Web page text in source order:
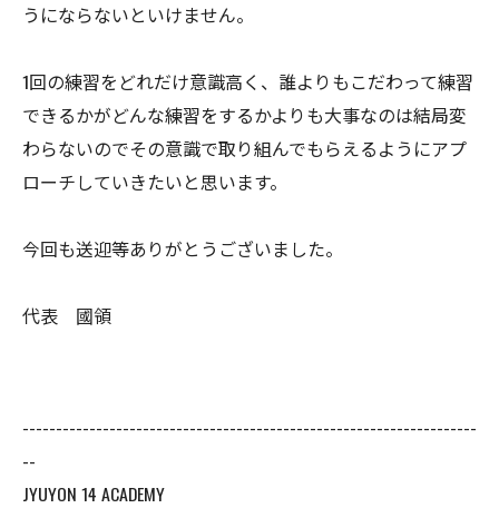
うにならないといけません。
1回の練習をどれだけ意識高く、誰よりもこだわって練習
できるかがどんな練習をするかよりも大事なのは結局変
わらないのでその意識で取り組んでもらえるようにアプ
ローチしていきたいと思います。
今回も送迎等ありがとうございました。
代表 國領
--------------------------------------------------------------------
--
JYUYON 14 ACADEMY